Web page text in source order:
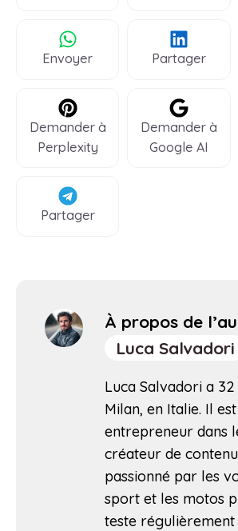
Envoyer Partager
Demander à
Perplexity
Demander à
Google AI
Partager
À propos de
Luca Salvadori
Luca Salvadori a
Milan, en Italie. Il est
entrepreneur dans
créateur de
passionné par les
sport et les motos
teste régulièrement